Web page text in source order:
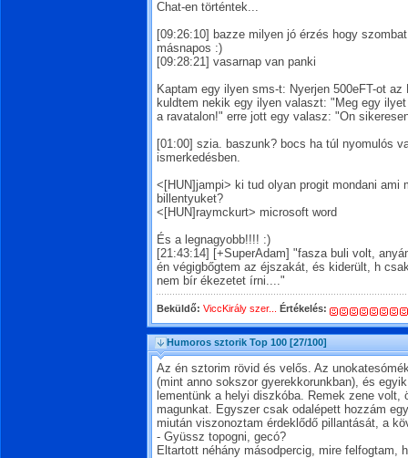
Chat-en történtek...
[09:26:10]
bazze milyen jó érzés hogy
másnapos :)
[09:28:21] vasarnap van panki
Kaptam egy ilyen sms-t: Nyerjen 500eFT-ot az
kuldtem nekik egy ilyen valaszt: "Meg egy
a ravatalon!" erre jott egy valasz: "On
[01:00] szia. baszunk? bocs ha túl nyomulós
ismerkedésben.
<[HUN]jampi> ki tud olyan progit mondani ami
billentyuket?
<[HUN]raymckurt> microsoft word
És a legnagyobb!!!! :)
[21:43:14] [+SuperAdam] "fasza buli volt,
én végigbőgtem az éjszakát, és kiderült, h
nem bír ékezetet írni...."
Beküldő: ViccKirály szer... Értékelés:
Humoros sztorik Top 100 [27/100]
Az én sztorim rövid és velős. Az
(mint anno sokszor gyerekkorunkban), és
lementünk a helyi diszkóba. Remek zene volt,
magunkat. Egyszer csak odalépett hozzám
miután viszonoztam érdeklődő pillantását, a
- Gyüssz topogni, gecó?
Eltartott néhány másodpercig, mire felfogtam,